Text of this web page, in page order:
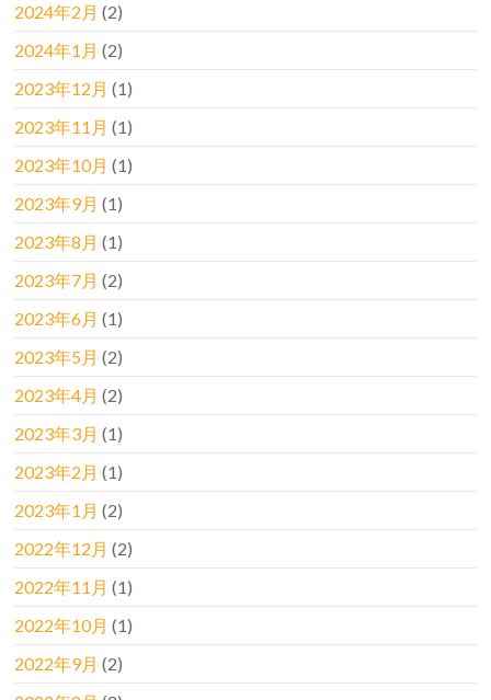
2024年2月 (2)
2024年1月 (2)
2023年12月 (1)
2023年11月 (1)
2023年10月 (1)
2023年9月 (1)
2023年8月 (1)
2023年7月 (2)
2023年6月 (1)
2023年5月 (2)
2023年4月 (2)
2023年3月 (1)
2023年2月 (1)
2023年1月 (2)
2022年12月 (2)
2022年11月 (1)
2022年10月 (1)
2022年9月 (2)